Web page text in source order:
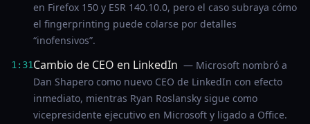
en Firefox 150 y ESR 140.10.0, pero el caso subraya cómo
el fingerprinting puede colarse por detalles
“inofensivos”.
1:31Cambio de CEO en LinkedIn — Microsoft nombró a
Dan Shapero como nuevo CEO de LinkedIn con efecto
inmediato, mientras Ryan Roslansky sigue como
vicepresidente ejecutivo en Microsoft y ligado a Office.